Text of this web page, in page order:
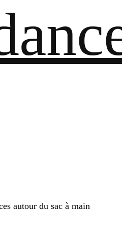
autour du sac à main